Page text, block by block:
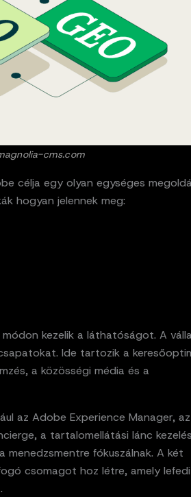
cms.com
célja egy olyan egységes
hogyan jelennek meg:
kezelik a láthatóságot. A
Ide tartozik a
a közösségi média és a
az Adobe Experience Manager,
a tartalomellátási lánc
menedzsmentre fókuszálnak. A két
csomagot hoz létre, amely